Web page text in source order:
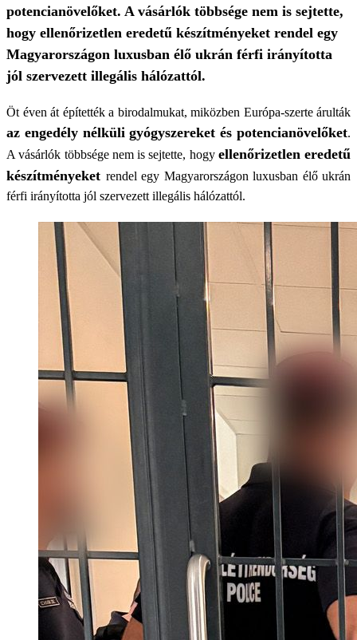
potencianövelőket. A vásárlók többsége nem is sejtette,
hogy ellenőrizetlen eredetű készítményeket rendel egy
Magyarországon luxusban élő ukrán férfi irányította
jól szervezett illegális hálózattól.
Öt éven át építették a birodalmukat, miközben Európa-szerte árulták
az engedély nélküli gyógyszereket és potencianövelőket.
A vásárlók többsége nem is sejtette, hogy ellenőrizetlen eredetű
készítményeket rendel egy Magyarországon luxusban élő ukrán
férfi irányította jól szervezett illegális hálózattól.